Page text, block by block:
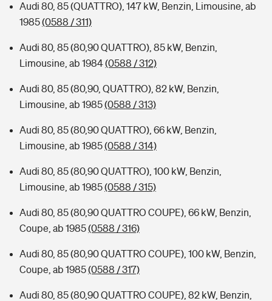
Audi 80, 85 (QUATTRO), 147 kW, Benzin, Limousine, ab
1985(0588 / 311)
Audi 80, 85 (80,90 QUATTRO), 85 kW, Benzin,
Limousine, ab 1984(0588 / 312)
Audi 80, 85 (80,90, QUATTRO), 82 kW, Benzin,
Limousine, ab 1985(0588 / 313)
Audi 80, 85 (80,90 QUATTRO), 66 kW, Benzin,
Limousine, ab 1985(0588 / 314)
Audi 80, 85 (80,90 QUATTRO), 100 kW, Benzin,
Limousine, ab 1985(0588 / 315)
Audi 80, 85 (80,90 QUATTRO COUPE), 66 kW, Benzin,
Coupe, ab 1985(0588 / 316)
Audi 80, 85 (80,90 QUATTRO COUPE), 100 kW, Benzin,
Coupe, ab 1985(0588 / 317)
Audi 80, 85 (80,90 QUATTRO COUPE), 82 kW, Benzin,